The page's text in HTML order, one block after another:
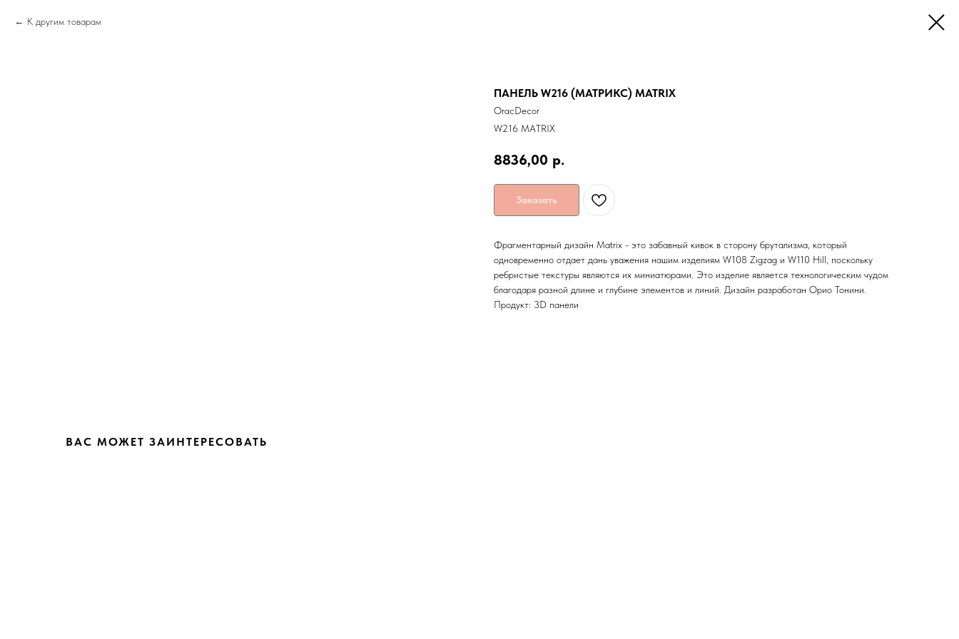
К другим товарам
ПАНЕЛЬ W216 (МАТРИКС) MATRIX
OracDecor
W216 MATRIX
8836,00 р.
Заказать
Фрагментарный дизайн Matrix - это забавный кивок в сторону брутализма, который
одновременно отдает дань уважения нашим изделиям W108 Zigzag и W110 Hill, поскольку
ребристые текстуры являются их миниатюрами. Это изделие является технологическим чудом
благодаря разной длине и глубине элементов и линий. Дизайн разработан Орио Тонини.
Продукт: 3D панели
ВАС МОЖЕТ ЗАИНТЕРЕСОВАТЬ